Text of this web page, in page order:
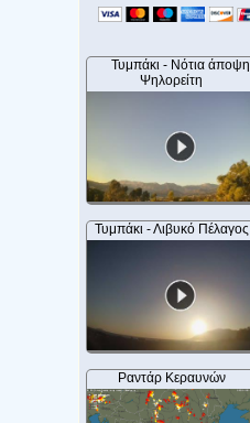
Τυμπάκι - Νότια άποψη
Ψηλορείτη
Τυμπάκι - Λιβυκό Πέλαγος
Ραντάρ Κεραυνών